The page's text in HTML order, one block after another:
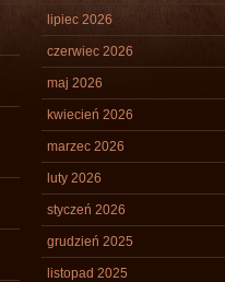
lipiec 2026
czerwiec 2026
maj 2026
kwiecień 2026
marzec 2026
luty 2026
styczeń 2026
grudzień 2025
listopad 2025